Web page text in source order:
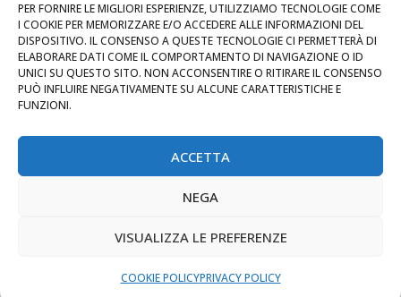
PER FORNIRE LE MIGLIORI ESPERIENZE, UTILIZZIAMO TECNOLOGIE COME
I COOKIE PER MEMORIZZARE E/O ACCEDERE ALLE INFORMAZIONI DEL
DISPOSITIVO. IL CONSENSO A QUESTE TECNOLOGIE CI PERMETTERÀ DI
ELABORARE DATI COME IL COMPORTAMENTO DI NAVIGAZIONE O ID
UNICI SU QUESTO SITO. NON ACCONSENTIRE O RITIRARE IL CONSENSO
PUÒ INFLUIRE NEGATIVAMENTE SU ALCUNE CARATTERISTICHE E
FUNZIONI.
ACCETTA
NEGA
VISUALIZZA LE PREFERENZE
COOKIE POLICYPRIVACY POLICY
chiavicodificate@gmail.com
Privacy Policy
Cookie Policy
MAPS
CHIAMA ORA
PREVENTIVO IMMEDIATO